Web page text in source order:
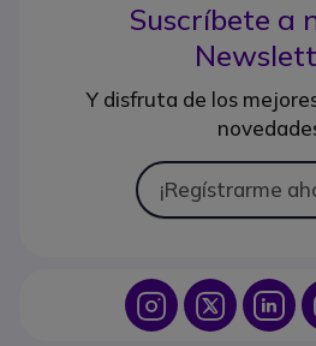
Suscríbete a
Y disfruta de los
¡Regístrarme
Icon IconIcon